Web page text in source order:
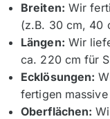
Breiten: Wir
(z.B. 30 cm, 40
Längen: Wir
ca. 220 cm für
Ecklösungen:
fertigen
Oberflächen: